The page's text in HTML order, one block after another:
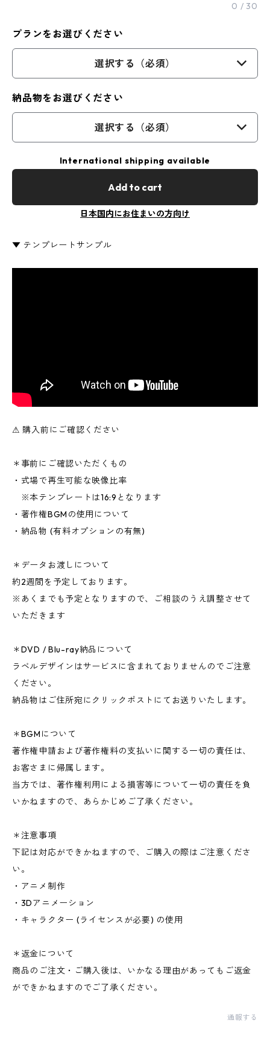
0 / 30
プランをお選びください
選択する（必須）
納品物をお選びください
選択する（必須）
International shipping available
Add to cart
日本国内にお住まいの方向け
▼ テンプレートサンプル
⚠︎ 購入前にご確認ください
＊事前にご確認いただくもの
・式場で再生可能な映像比率
※本テンプレートは16:9となります
・著作権BGMの使用について
・納品物 (有料オプションの有無)
＊データお渡しについて
約2週間を予定しております。
※あくまでも予定となりますので、ご相談のうえ調整させて
いただきます
＊DVD / Blu-ray納品について
ラベルデザインはサービスに含まれておりませんのでご注意
ください。
納品物はご住所宛にクリックポストにてお送りいたします。
＊BGMについて
著作権申請および著作権料の支払いに関する一切の責任は、
お客さまに帰属します。
当方では、著作権利用による損害等について一切の責任を負
いかねますので、あらかじめご了承ください。
＊注意事項
下記は対応ができかねますので、ご購入の際はご注意くださ
い。
・アニメ制作
・3Dアニメーション
・キャラクター (ライセンスが必要) の使用
＊返金について
商品のご注文・ご購入後は、いかなる理由があってもご返金
ができかねますのでご了承ください。
通報する